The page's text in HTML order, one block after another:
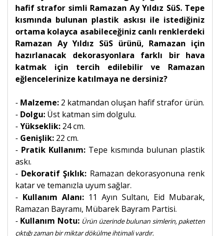
hafif strafor simli Ramazan Ay Yıldız SüS. Tepe
kısmında bulunan plastik askısı ile istediğiniz
ortama kolayca asabileceğiniz canlı renklerdeki
Ramazan Ay Yıldız SüS ürünü, Ramazan için
hazırlanacak dekorasyonlara farklı bir hava
katmak için tercih edilebilir ve Ramazan
eğlencelerinize katılmaya ne dersiniz?
- Malzeme: 2 katmandan oluşan hafif strafor ürün.
- Dolgu: Üst katman sim dolgulu.
- Yükseklik: 24 cm.
- Genişlik: 22 cm.
- Pratik Kullanım: Tepe kısmında bulunan plastik
askı.
- Dekoratif Şıklık: Ramazan dekorasyonuna renk
katar ve temanızla uyum sağlar.
- Kullanım Alanı: 11 Ayın Sultanı, Eid Mubarak,
Ramazan Bayramı, Mübarek Bayram Partisi.
- Kullanım Notu: Ürün üzerinde bulunan simlerin, paketten
çıktığı zaman bir miktar dökülme ihtimali vardır.